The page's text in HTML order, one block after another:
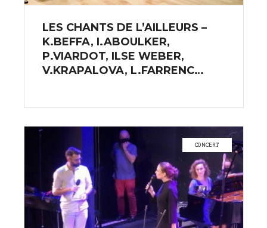
LES CHANTS DE L’AILLEURS –
K.BEFFA, I.ABOULKER,
P.VIARDOT, ILSE WEBER,
V.KRAPALOVA, L.FARRENC…
CONCERT